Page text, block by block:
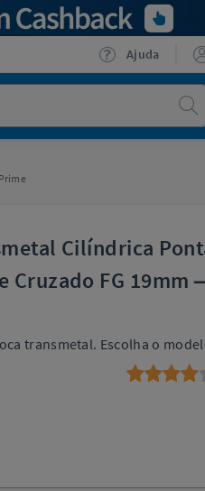
Ajuda
Cilíndrica
Cruzado FG 19mm
transmetal. Escolha o